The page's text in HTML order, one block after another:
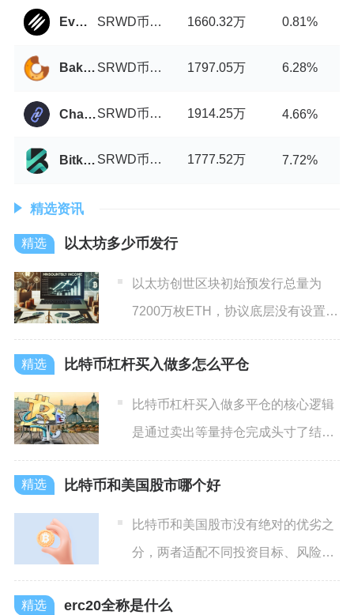
EvmoSwap SRWD币/USDT 1660.32万 0.81%
Bakeryswap SRWD币/USDT 1797.05万 6.28%
Chainrift SRWD币/USDT 1914.25万 4.66%
Bitkop SRWD币/USDT 1777.52万 7.72%
精选资讯
以太坊多少币发行
以太坊创世区块初始预发行总量为
7200万枚ETH，协议底层没有设置永
久发行上限，流通总量会
比特币杠杆买入做多怎么平仓
比特币杠杆买入做多平仓的核心逻辑
是通过卖出等量持仓完成头寸了结，
同时结清杠杆借贷资金、利息
比特币和美国股市哪个好
比特币和美国股市没有绝对的优劣之
分，两者适配不同投资目标、风险承
受力与资金周期，短期美股更
erc20全称是什么